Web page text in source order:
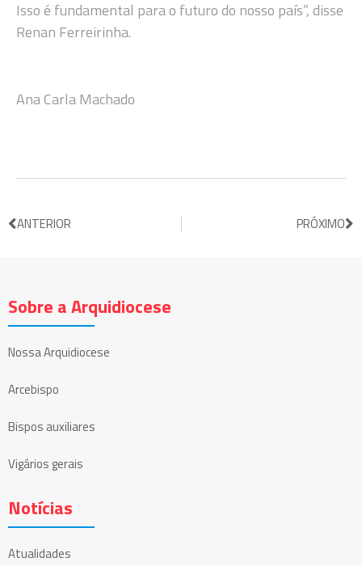
Isso é fundamental para o futuro do nosso país”, disse
Renan Ferreirinha.
Ana Carla Machado
ANTERIOR PRÓXIMO
Sobre a Arquidiocese
Nossa Arquidiocese
Arcebispo
Bispos auxiliares
Vigários gerais
Notícias
Atualidades